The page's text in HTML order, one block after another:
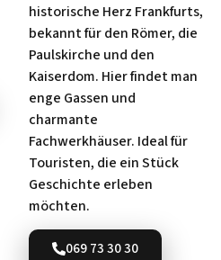
historische Herz Frankfurts,
bekannt für den Römer, die
Paulskirche und den
Kaiserdom. Hier findet man
enge Gassen und
charmante
Fachwerkhäuser. Ideal für
Touristen, die ein Stück
Geschichte erleben
möchten.
069 73 30 30